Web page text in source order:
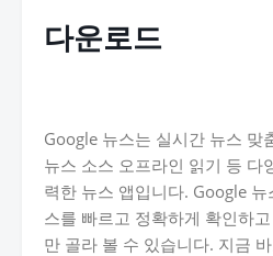
다운로드
Google 뉴스는 실시간 뉴스 맞
뉴스 소스 오프라인 읽기 등 다
력한 뉴스 앱입니다. Google
스를 빠르고 정확하게 확인하
만 골라 볼 수 있습니다. 지금